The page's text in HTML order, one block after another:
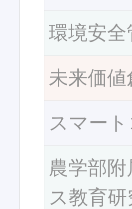
環境安
未来価
スマー
農学部
ス教育